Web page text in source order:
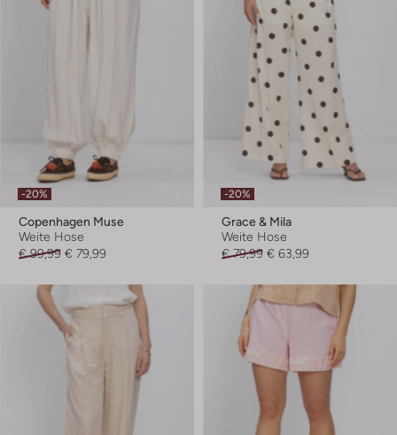
-20%
Copenhagen Muse
Weite Hose
€ 99,99 € 79,99
-20%
Grace & Mila
Weite Hose
€ 79,99 € 63,99